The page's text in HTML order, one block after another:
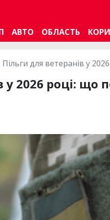
АВТО ОБЛАСТЬ
Пільги для ветеранів у
у 2026 році: що